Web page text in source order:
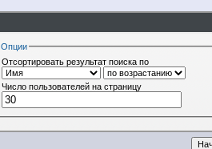
Опции
Отсортировать результат поиска по
Число пользователей на страницу